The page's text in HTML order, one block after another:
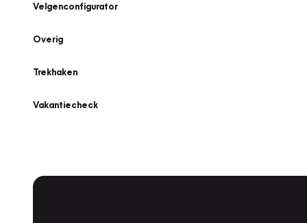
Velgenconfigurator
Overig
Trekhaken
Vakantiecheck